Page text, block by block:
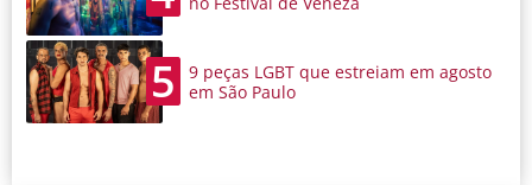
5
9 peças LGBT que estreiam em agosto
em São Paulo